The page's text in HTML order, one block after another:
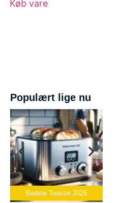
Køb vare
Populært lige nu
Bedste Toaster 2026